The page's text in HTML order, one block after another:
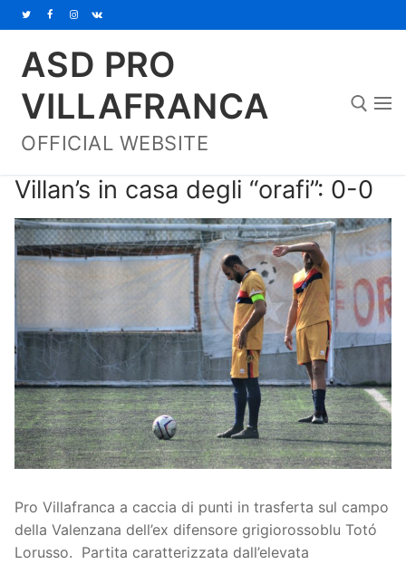
al
contenuto
ASD PRO
VILLAFRANCA
OFFICIAL WEBSITE
Cerca:
Home
Società
La Storia
Organigramma
Centro Sportivo
Prima Squadra
Settore Giovanile
Organizzazione
Campionati
Villan’s in casa degli “orafi”: 0-0
Pro Villafranca a caccia di punti in trasferta sul campo
della Valenzana dell’ex difensore grigiorossoblu Totó
Lorusso. Partita caratterizzata dall’elevata